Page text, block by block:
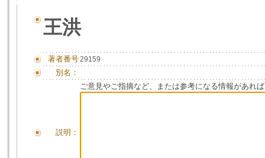
王洪
著者番号29159
別名：
説明：
ご意見やご指摘など、または参考になる情報があれ